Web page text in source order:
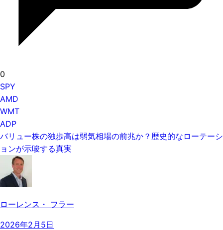
0
SPY
AMD
WMT
ADP
バリュー株の独歩高は弱気相場の前兆か？歴史的なローテーシ
ョンが示唆する真実
ローレンス・ フラー
2026年2月5日